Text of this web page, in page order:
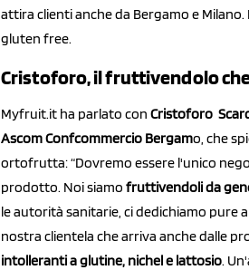
attira clienti anche da Bergamo e
gluten free.
Cristoforo, il fruttivendolo
Myfruit.it ha parlato con Cristoforo
Ascom Confcommercio Bergamo, che
ortofrutta: “Dovremo essere l'unico
prodotto. Noi siamo fruttivendoli da
le autorità sanitarie, ci dedichiamo pure
nostra clientela che arriva anche dalle
intolleranti a glutine, nichel e lattosio.